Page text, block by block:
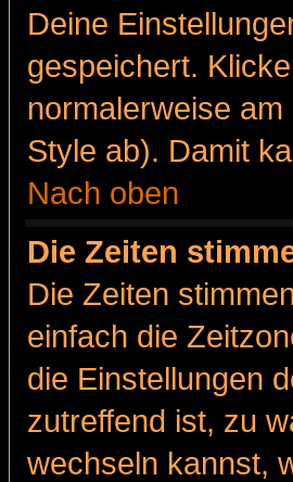
Deine
gespeichert.
normalerweise
Style ab). Damit
Nach oben
Die Zeiten
Die Zeiten
einfach die
die Einstellungen
zutreffend ist, zu
wechseln kannst,